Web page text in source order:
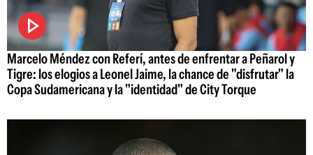
Marcelo Méndez con Referí, antes de enfrentar a Peñarol y
Tigre: los elogios a Leonel Jaime, la chance de "disfrutar" la
Copa Sudamericana y la "identidad" de City Torque